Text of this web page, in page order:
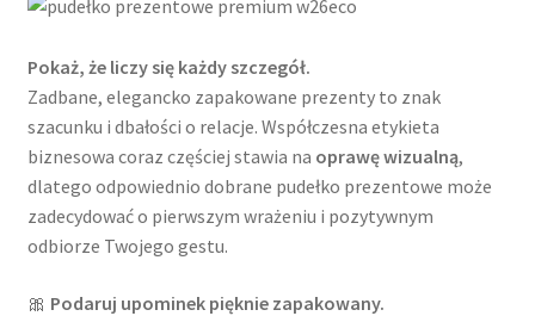
Cennik koszy EKO
Cennik koszy świątecznych
Cennik pudełek z logo
Checkout
Pokaż, że liczy się każdy szczegół.
Zadbane, elegancko zapakowane prezenty to znak
szacunku i dbałości o relacje. Współczesna etykieta
biznesowa coraz częściej stawia na oprawę wizualną,
dlatego odpowiednio dobrane pudełko prezentowe może
zadecydować o pierwszym wrażeniu i pozytywnym
odbiorze Twojego gestu.
🎀 Podaruj upominek pięknie zapakowany.